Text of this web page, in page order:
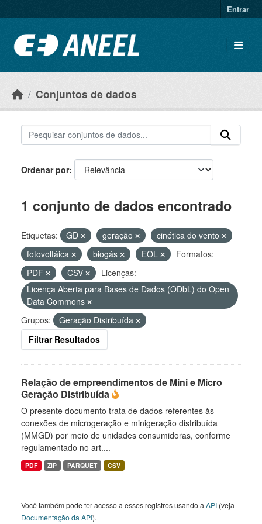
Entrar
Conjuntos de dados
Ordenar por
1 conjunto de dados encontrado
Etiquetas: GD geração
cinética do vento
fotovoltáica
biogás EOL
Formatos:
PDF
CSV
Licenças:
Licença Aberta para Bases de Dados (ODbL) do Open
Data Commons
Grupos:
Geração Distribuída
Filtrar Resultados
Relação de empreendimentos de Mini e Micro
Geração Distribuída
O presente documento trata de dados referentes às
conexões de microgeração e minigeração distribuída
(MMGD) por meio de unidades consumidoras, conforme
regulamentado no art....
PDF ZIP PARQUET CSV
Você também pode ter acesso a esses registros usando a API (veja
Documentação da API).